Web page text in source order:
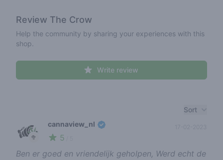
Review The Crow
Help the community by sharing your experiences with this
shop.
Write review
Sort
🥦
cannaview_nl
5
17-02-2023
Ben er goed en vriendelijk geholpen, Werd echt de